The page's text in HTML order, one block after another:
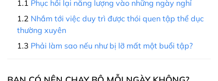
Phục hồi lại năng lượng vào những ngày nghỉ
Nhắm tới việc duy trì được thói quen tập thể dục
thường xuyên
Phải làm sao nếu như bị lỡ mất một buổi tập?